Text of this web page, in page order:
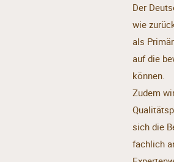
Der
wie
als
auf die
können.
Zudem
sich die
fachlich